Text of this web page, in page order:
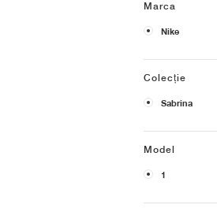
Marca
Nike
Colecție
Sabrina
Model
1